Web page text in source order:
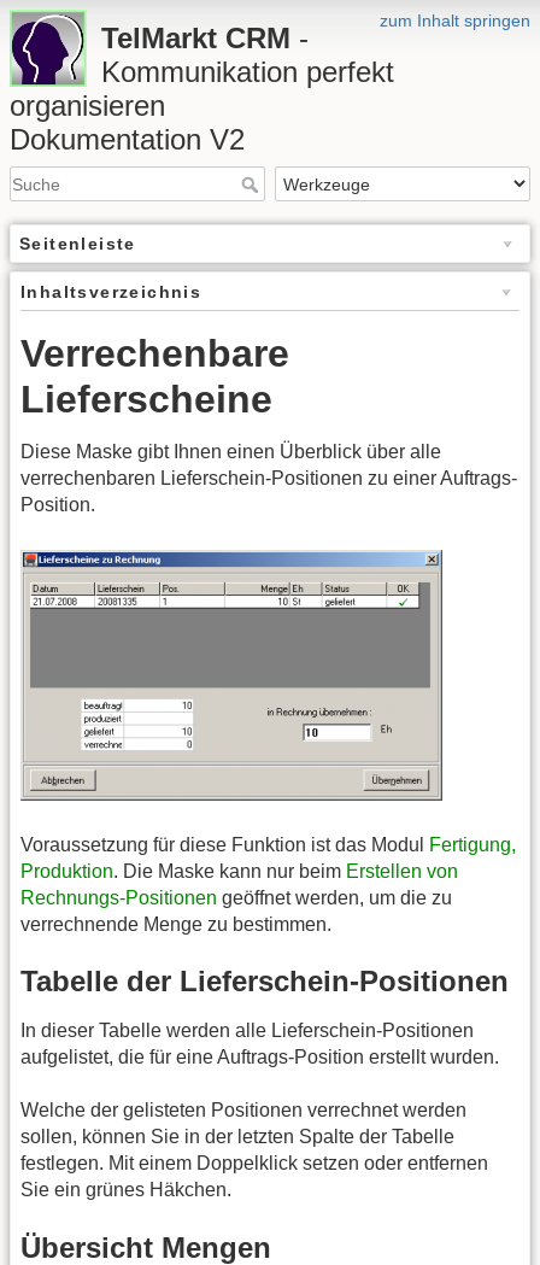
zum Inhalt springen
TelMarkt CRM -
Kommunikation perfekt
organisieren
Dokumentation V2
Seitenleiste
Inhaltsverzeichnis
Verrechenbare
Lieferscheine
Diese Maske gibt Ihnen einen Überblick über alle
verrechenbaren Lieferschein-Positionen zu einer Auftrags-
Position.
Voraussetzung für diese Funktion ist das Modul
Fertigung,
Produktion. Die Maske kann nur beim Erstellen von
Rechnungs-Positionen geöffnet werden, um die zu
verrechnende Menge zu bestimmen.
Tabelle der Lieferschein-Positionen
In dieser Tabelle werden alle Lieferschein-Positionen
aufgelistet, die für eine Auftrags-Position erstellt wurden.
Welche der gelisteten Positionen verrechnet werden
sollen, können Sie in der letzten Spalte der Tabelle
festlegen. Mit einem Doppelklick setzen oder entfernen
Sie ein grünes Häkchen.
Übersicht Mengen